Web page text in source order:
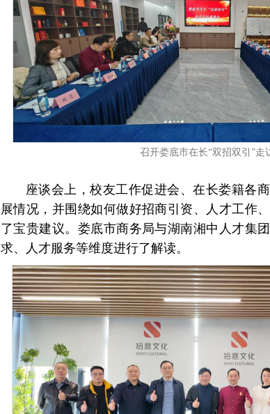
召开娄底市在长“双招双引”走
座谈会上，校友工作促进会、在长娄籍各
展情况，并围绕如何做好招商引资、人才工作
了宝贵建议。娄底市商务局与湖南湘中人才集
求、人才服务等维度进行了解读。